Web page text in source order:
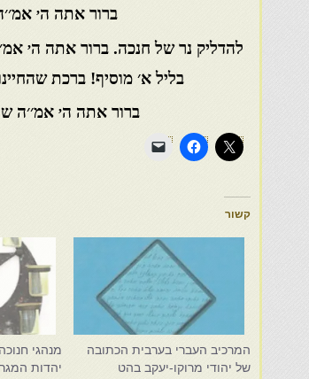
ברור אתה ה,
להדליק נר של חנכה. ברור אתה ה,
בליל א׳ מוסיף! ברכת
ברור אתה ה, אמ׳׳ה
קשור
המרכיב העברי בערבית הכתובה
של יהודי מרוקו-יעקב בהט
מנהגי
יהדות